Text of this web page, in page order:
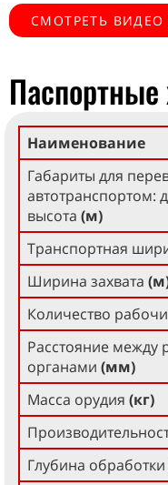
СМОТРЕТЬ ВИДЕО
Паспортные
Наименование
Габариты для
автотранспортом:
высота (м)
Транспортная
Ширина захвата
Количество
Расстояние между
органами (мм)
Масса орудия (кг)
Глубина обработки